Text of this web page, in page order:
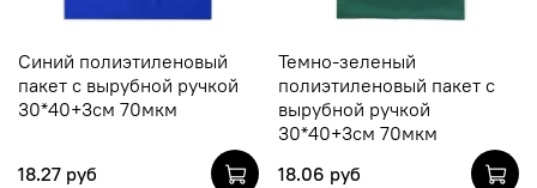
Синий полиэтиленовый
пакет с вырубной ручкой
30*40+3см 70мкм
18.27 руб
Темно-зеленый
полиэтиленовый пакет с
вырубной ручкой
30*40+3см 70мкм
18.06 руб